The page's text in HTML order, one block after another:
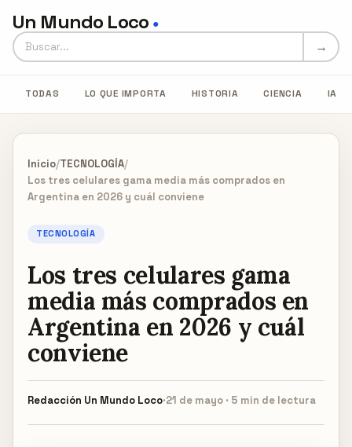
Un Mundo Loco ●
Buscar en Un Mundo Loco →
TODAS LO QUE IMPORTA HISTORIA CIENCIA IA
Inicio/TECNOLOGÍA/
Los tres celulares gama media más comprados en
Argentina en 2026 y cuál conviene
TECNOLOGÍA
Los tres celulares gama
media más comprados en
Argentina en 2026 y cuál
conviene
Redacción Un Mundo Loco·21 de mayo · 5 min de lectura